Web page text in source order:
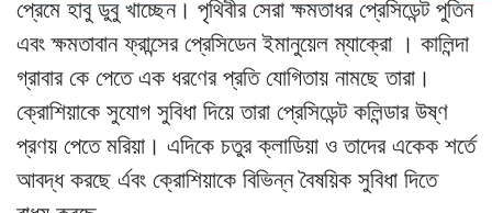
প্রেমে হাবু ডুবু খাচ্ছেন। পৃথিবীর সেরা ক্ষমতাধর প্রেসিডেন্ট পুতিন
এবং ক্ষমতাবান ফ্রান্সের প্রেসিডেন ইমানুয়েল ম্যাক্রো । কালিন্দা
গ্রাবার কে পেতে এক ধরণের প্রতি যোগিতায় নামছে তারা।
ক্রোশিয়াকে সুযোগ সুবিধা দিয়ে তারা প্রেসিডেন্ট কলিন্ডার উষ্ণ
প্রণয় পেতে মরিয়া। এদিকে চতুর ক্লাডিয়া ও তাদের একেক শর্তে
আবদ্ধ করছে র্এবং ক্রোশিয়াকে বিভিন্ন বৈষয়িক সুবিধা দিতে